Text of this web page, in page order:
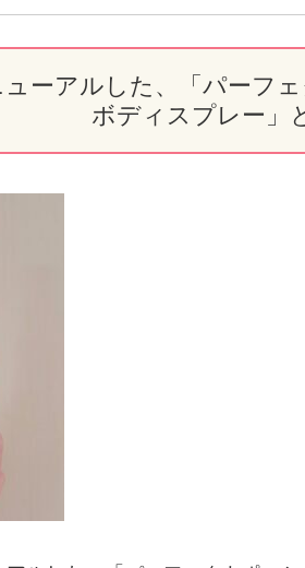
ューアルした、「パーフ
ボディスプレー」